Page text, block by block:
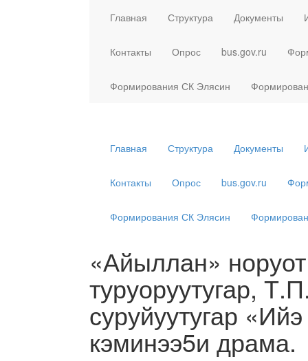
Главная Структура Документы
Контакты Опрос bus.gov.ru
Формирования СК Элясин
Главная Структура Документы
Контакты Опрос bus.gov.ru
Формирования СК Элясин
«Айыллан»
туруоруутугар,
суруйуутугар
кэминээ5и драма.